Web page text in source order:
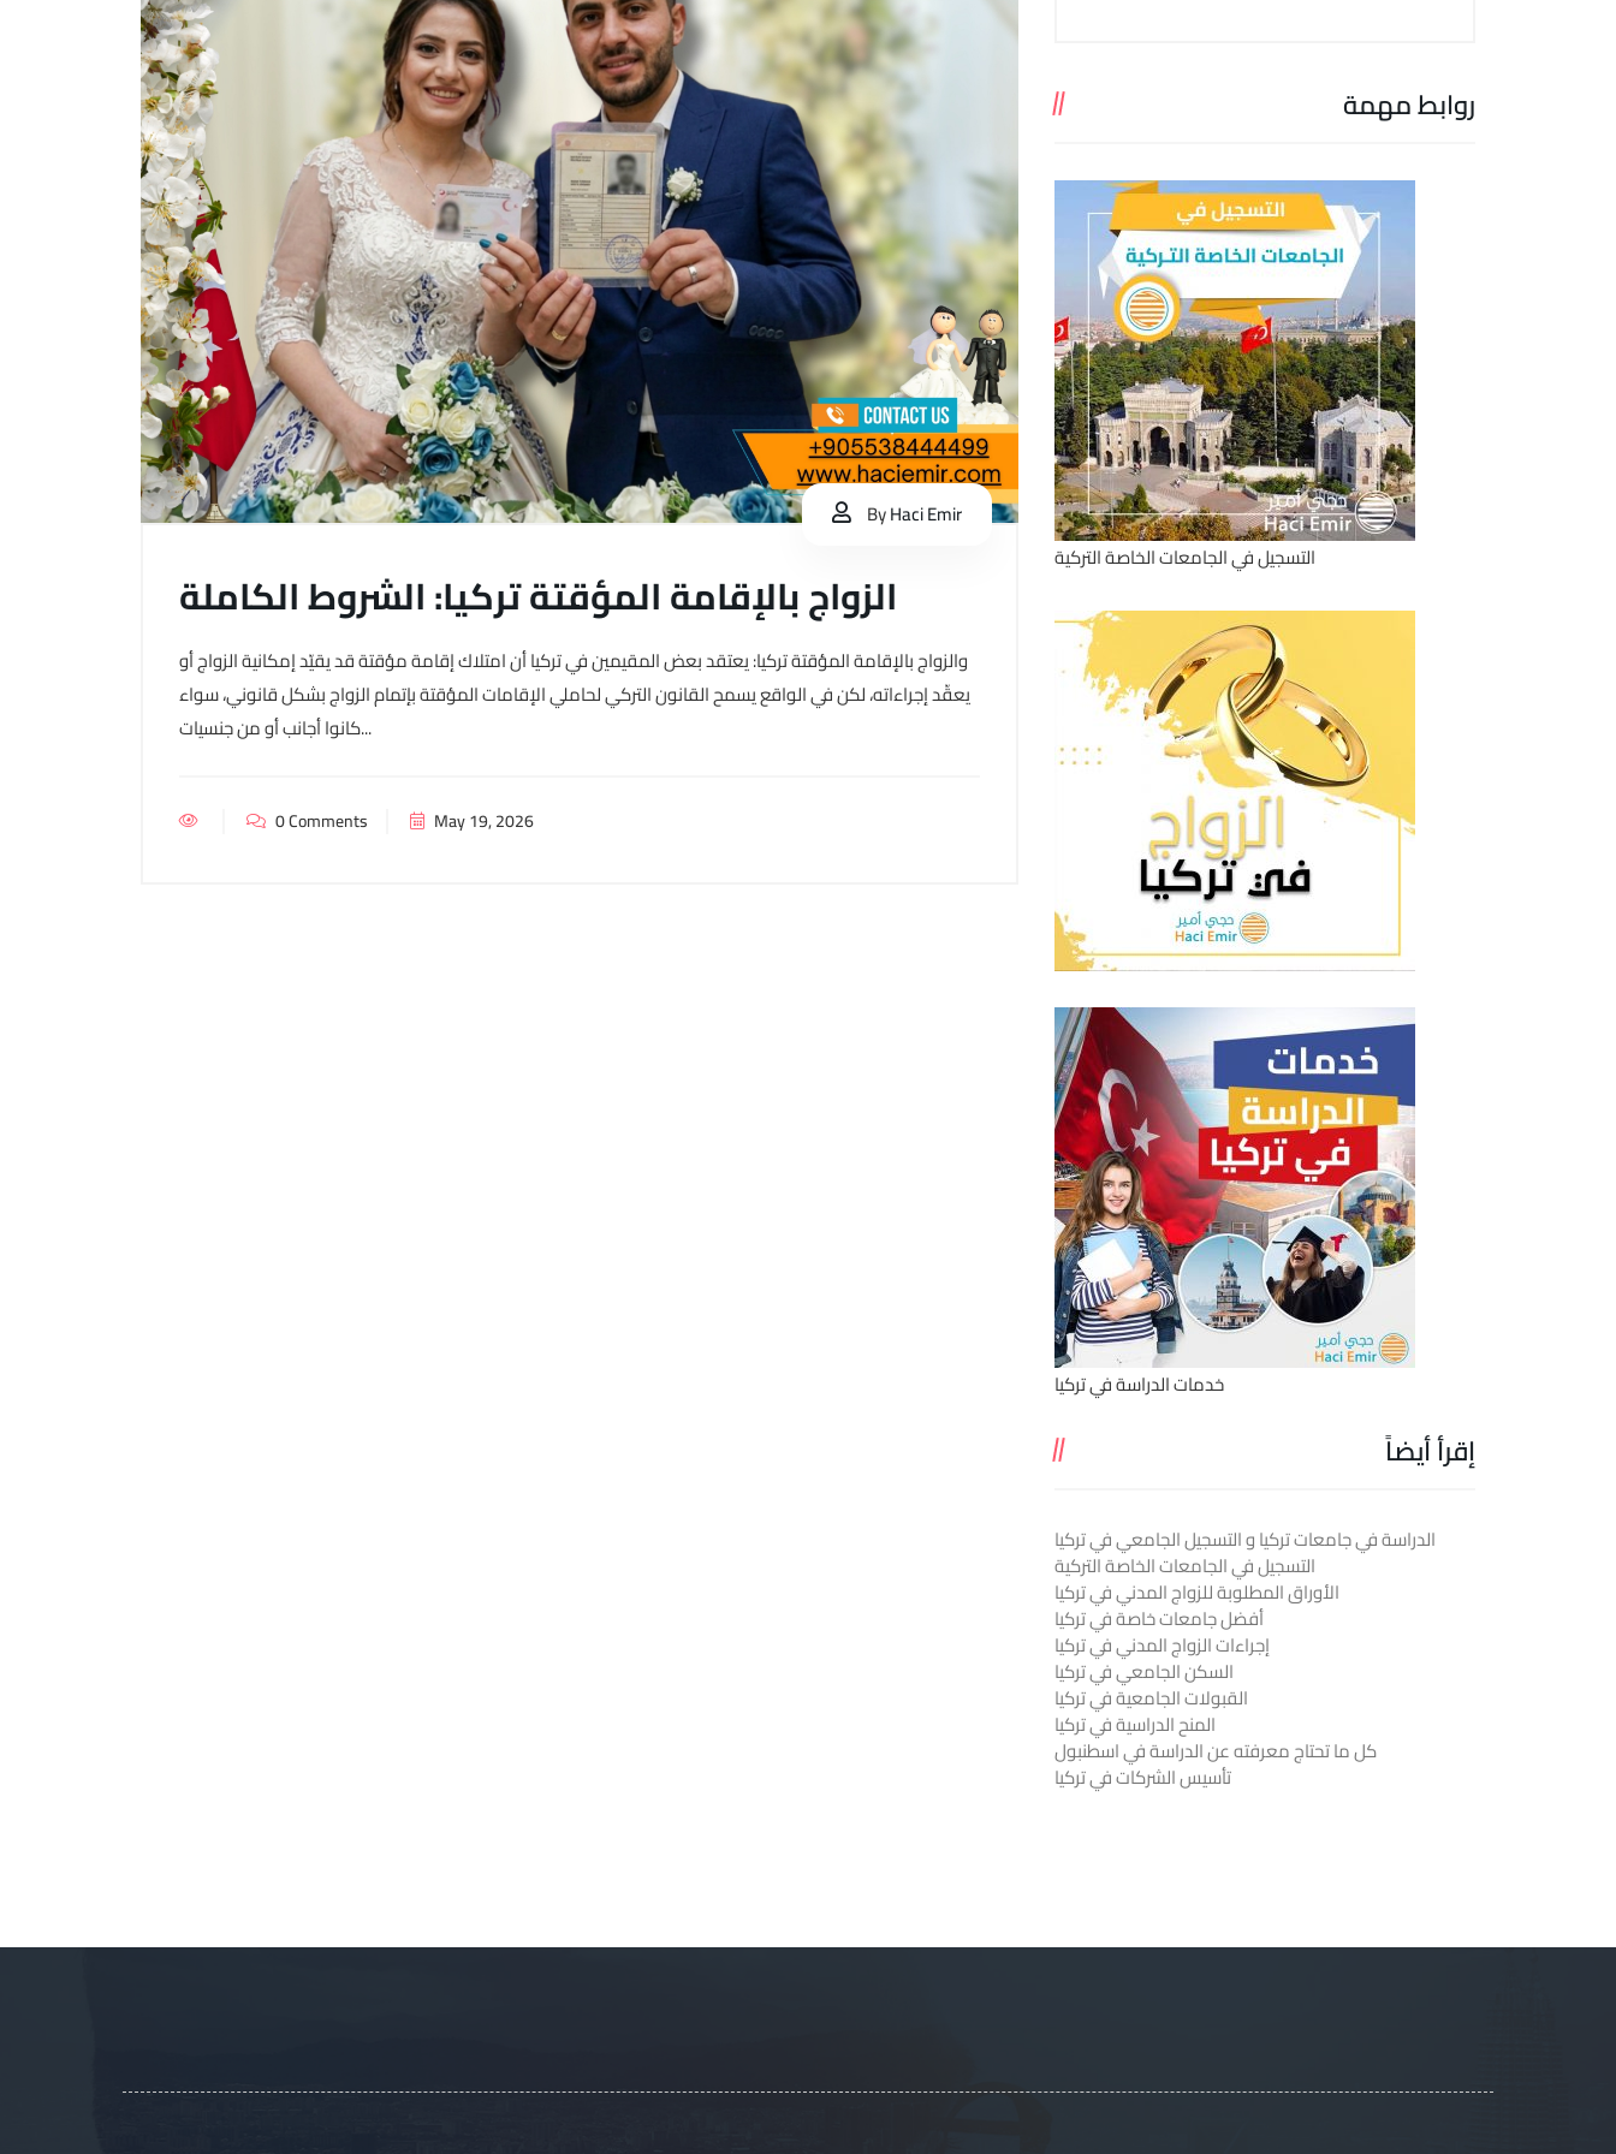
ByHaci Emir
الزواج بالإقامة المؤقتة تركيا: الشروط الكاملة
والزواج بالإقامة المؤقتة تركيا: يعتقد بعض المقيمين في تركيا أن امتلاك إقامة مؤقتة قد يقيّد إمكانية الزواج أو
يعقّد إجراءاته، لكن في الواقع يسمح القانون التركي لحاملي الإقامات المؤقتة بإتمام الزواج بشكل قانوني، سواء
كانوا أجانب أو من جنسيات...
0 Comments May 19, 2026
روابط مهمة
التسجيل في الجامعات الخاصة التركية
خدمات الدراسة في تركيا
إقرأ أيضاً
الدراسة في جامعات تركيا و التسجيل الجامعي في تركيا
التسجيل في الجامعات الخاصة التركية
الأوراق المطلوبة للزواج المدني في تركيا
أفضل جامعات خاصة في تركيا
إجراءات الزواج المدني في تركيا
السكن الجامعي في تركيا
القبولات الجامعية في تركيا
المنح الدراسية في تركيا
كل ما تحتاج معرفته عن الدراسة في اسطنبول
تأسيس الشركات في تركيا